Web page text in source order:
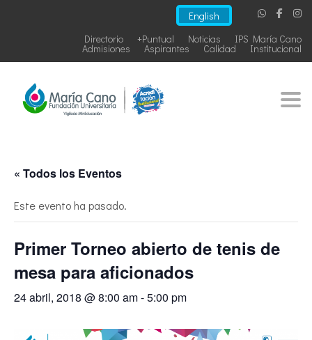
English
IPS María Cano
Noticias
+Puntual
Directorio
Institucional
Calidad
Aspirantes
Admisiones
« Todos los Eventos
Este evento ha pasado.
Primer Torneo abierto de tenis de
mesa para aficionados
24 abril, 2018 @ 8:00 am-5:00 pm